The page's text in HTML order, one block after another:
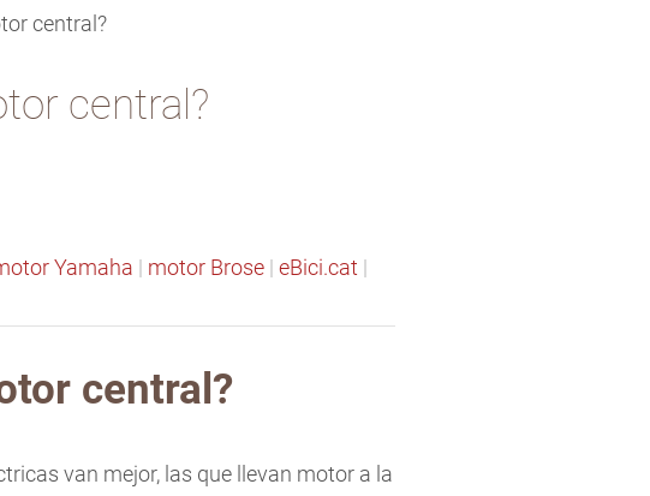
central?
central?
Yamaha motor Brose eBici.cat
central?
van mejor, las que llevan motor a la